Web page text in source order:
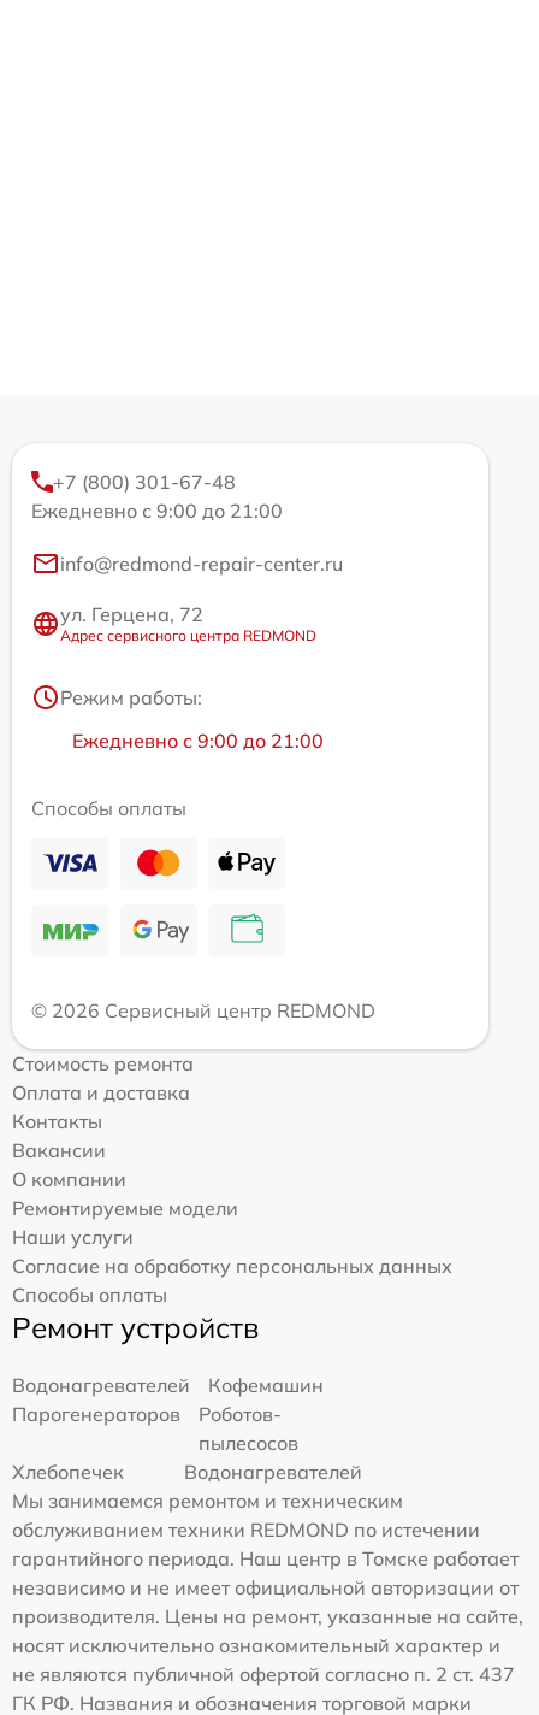
+7 (800) 301-67-48
Ежедневно с 9:00 до 21:00
info@redmond-repair-center.ru
ул. Герцена, 72
Адрес сервисного центра REDMOND
Режим работы:
Ежедневно с 9:00 до 21:00
Способы оплаты
© 2026 Сервисный центр REDMOND
Стоимость ремонта
Оплата и доставка
Контакты
Вакансии
О компании
Ремонтируемые модели
Наши услуги
Согласие на обработку персональных данных
Способы оплаты
Ремонт устройств
Водонагревателей
Кофемашин
Парогенераторов
Роботов-
пылесосов
Хлебопечек
Водонагревателей
Мы занимаемся ремонтом и техническим
обслуживанием техники REDMOND по истечении
гарантийного периода. Наш центр в Томске работает
независимо и не имеет официальной авторизации от
производителя. Цены на ремонт, указанные на сайте,
носят исключительно ознакомительный характер и
не являются публичной офертой согласно п. 2 ст. 437
ГК РФ. Названия и обозначения торговой марки